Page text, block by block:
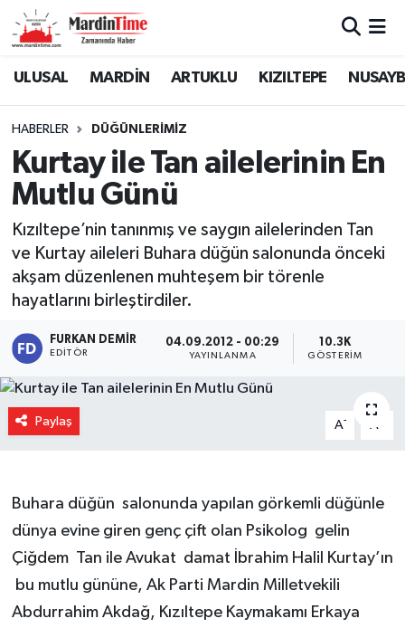
ULUSAL MARDİN ARTUKLU KIZILTEPE
HABERLER DÜĞÜNLERİMİZ
Kurtay ile Tan ailelerinin En
Mutlu Günü
Kızıltepe’nin tanınmış ve saygın ailelerinden Tan
ve Kurtay aileleri Buhara düğün salonunda önceki
akşam düzenlenen muhteşem bir törenle
hayatlarını birleştirdiler.
FURKAN DEMIR
EDITÖR
04.09.2012 - 00:29
YAYINLANMA
10.3K
GÖSTERIM
Paylaş A- A
Buhara düğün salonunda yapılan görkemli düğünle
dünya evine giren genç çift olan Psikolog gelin
Çiğdem Tan ile Avukat damat İbrahim Halil Kurtay’ın
bu mutlu gününe, Ak Parti Mardin Milletvekili
Abdurrahim Akdağ, KızıltepeKaymakamı Erkaya
Mardin Nöbetçi Eczaneler
Mardin Namaz Vakitleri
Mardin Trafik Yoğunluk Haritası
Süper Lig Puan Durumu ve Fikstür
Tüm Manşetler
Son Dakika Haberleri
Haber Arşivi